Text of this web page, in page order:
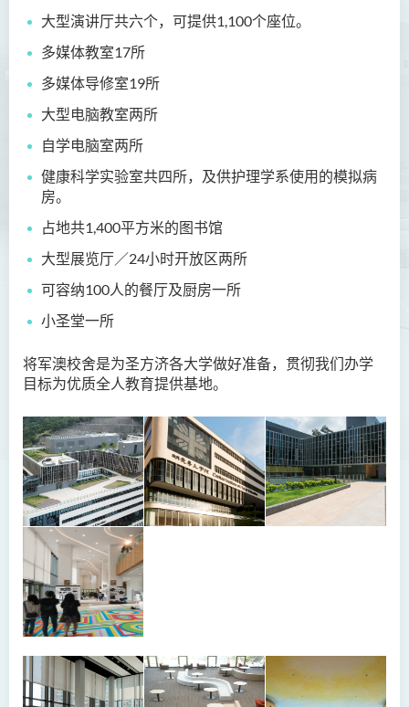
大型演讲厅共六个，可提供1,100个座位。
多媒体教室17所
多媒体导修室19所
大型电脑教室两所
自学电脑室两所
健康科学实验室共四所，及供护理学系使用的模拟病
房。
占地共1,400平方米的图书馆
大型展览厅／24小时开放区两所
可容纳100人的餐厅及厨房一所
小圣堂一所
将军澳校舍是为圣方济各大学做好准备，贯彻我们办学
目标为优质全人教育提供基地。